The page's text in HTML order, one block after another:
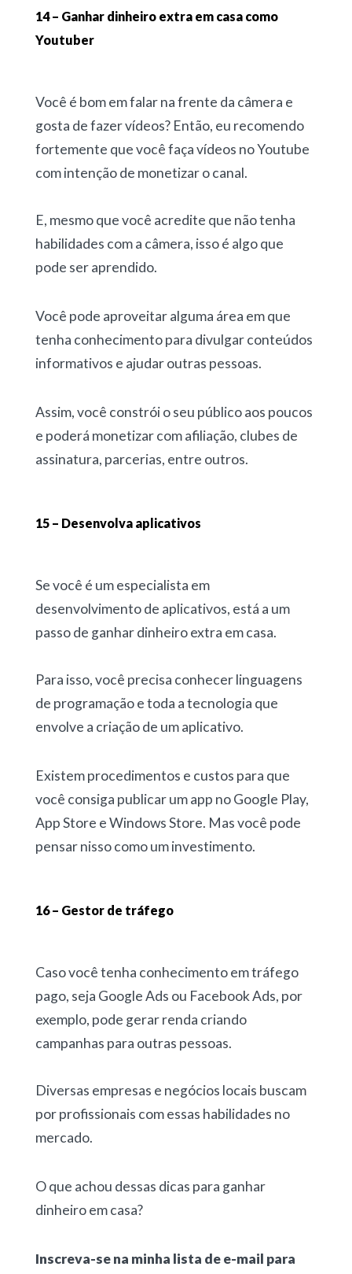
14 – Ganhar dinheiro extra em casa como
Youtuber
Você é bom em falar na frente da câmera e
gosta de fazer vídeos? Então, eu recomendo
fortemente que você faça vídeos no Youtube
com intenção de monetizar o canal.
E, mesmo que você acredite que não tenha
habilidades com a câmera, isso é algo que
pode ser aprendido.
Você pode aproveitar alguma área em que
tenha conhecimento para divulgar conteúdos
informativos e ajudar outras pessoas.
Assim, você constrói o seu público aos poucos
e poderá monetizar com afiliação, clubes de
assinatura, parcerias, entre outros.
15 – Desenvolva aplicativos
Se você é um especialista em
desenvolvimento de aplicativos, está a um
passo de ganhar dinheiro extra em casa.
Para isso, você precisa conhecer linguagens
de programação e toda a tecnologia que
envolve a criação de um aplicativo.
Existem procedimentos e custos para que
você consiga publicar um app no Google Play,
App Store e Windows Store. Mas você pode
pensar nisso como um investimento.
16 – Gestor de tráfego
Caso você tenha conhecimento em tráfego
pago, seja Google Ads ou Facebook Ads, por
exemplo, pode gerar renda criando
campanhas para outras pessoas.
Diversas empresas e negócios locais buscam
por profissionais com essas habilidades no
mercado.
O que achou dessas dicas para ganhar
dinheiro em casa?
Inscreva-se na minha lista de e-mail para